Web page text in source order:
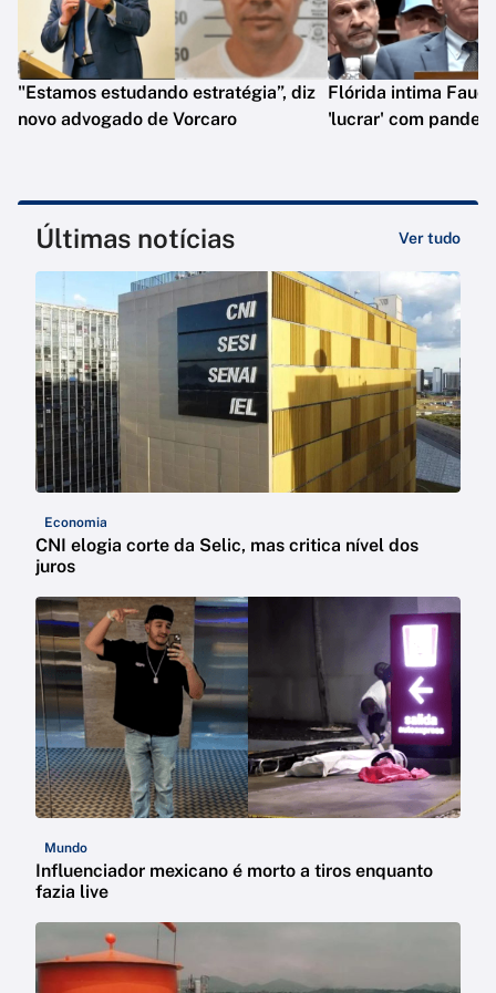
"Estamos estudando estratégia”, diz
novo advogado de Vorcaro
Flórida intima
'lucrar' com
Últimas notícias Ver tudo
Economia
CNI elogia corte da Selic, mas critica nível dos
juros
Mundo
Influenciador mexicano é morto a tiros enquanto
fazia live